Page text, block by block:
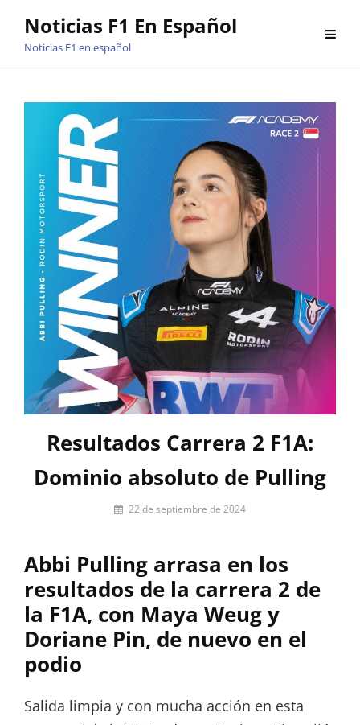
Noticias F1 En Español
Noticias F1 en español
Resultados Carrera 2 F1A:
Dominio absoluto de Pulling
Por
Paquet
22 de septiembre de 2024
Abbi Pulling arrasa en los
resultados de la carrera 2 de
la F1A, con Maya Weug y
Doriane Pin, de nuevo en el
podio
Salida limpia y con mucha acción en esta